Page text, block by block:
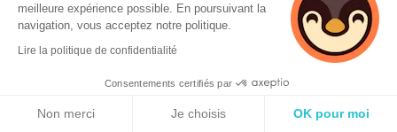
50 %
Décès / PTIA toutes causes en % du Salaire Annuel Brut
(marié)
meilleure expérience possible. En poursuivant la
navigation, vous acceptez notre politique.
Lire la politique de confidentialité
Consentements certifiés par
Non merci Je choisis OK pour moi